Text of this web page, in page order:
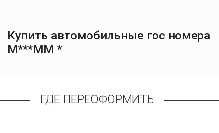
Купить автомобильные гос номера
М***ММ *
ГДЕ ПЕРЕОФОРМИТЬ